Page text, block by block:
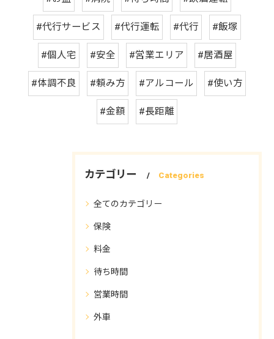
#代行サービス #代行運転 #代行 #飯塚
#個人宅 #安全 #営業エリア #居酒屋
#体調不良 #頼み方 #アルコール #使い方
#金額 #長距離
カテゴリー Categories
全てのカテゴリー
保険
料金
待ち時間
営業時間
外車